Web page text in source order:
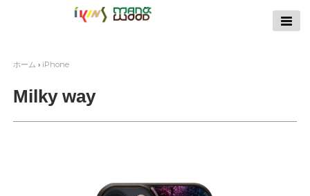
【公式サイト】
ホーム › iPhone
Milky way